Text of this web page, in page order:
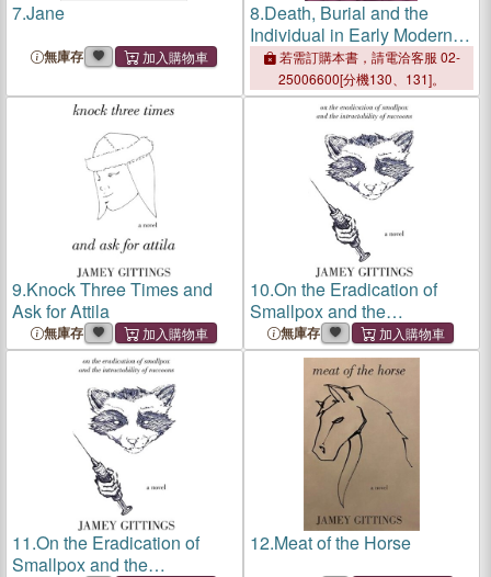
7.Jane
無庫存
8.Death, Burial and the
Individual in Early Modern
England
若需訂購本書，請電洽客服 02-
25006600[分機130、131]。
9.Knock Three Times and
Ask for Attila
無庫存
10.On the Eradication of
Smallpox and the
Intractability of Raccoons
無庫存
11.On the Eradication of
Smallpox and the
12.Meat of the Horse